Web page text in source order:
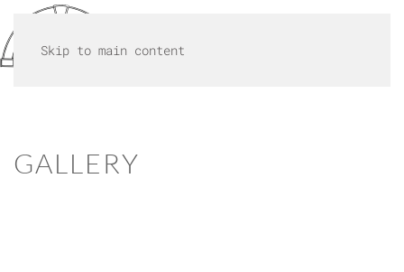
Skip to main content
GALLERY